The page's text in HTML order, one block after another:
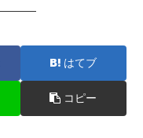
はてブ
コピー